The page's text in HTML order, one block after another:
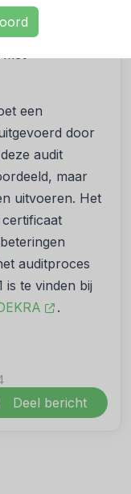
toont
dat er
een
door
audit
maar
uitvoeren. Het
certificaat
auditproces
is te vinden bij
.
Deel bericht